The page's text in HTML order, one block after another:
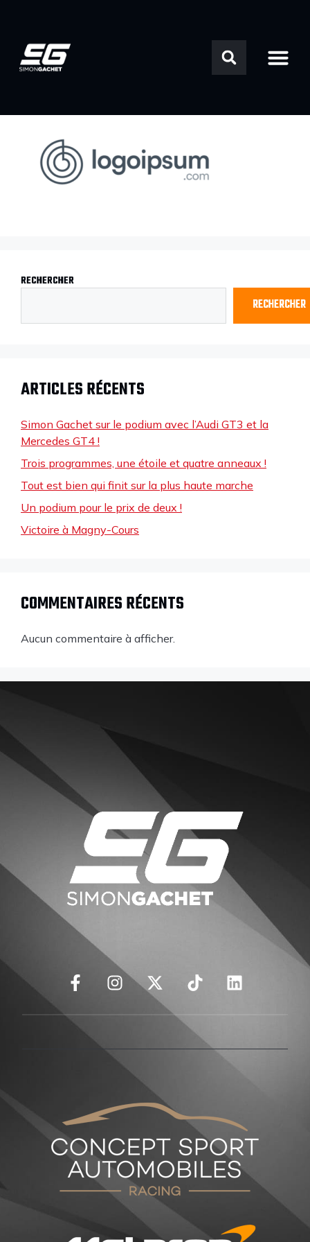
LOGO11.PNG
RECHERCHER
RECHERCHER
ARTICLES RÉCENTS
Simon Gachet sur le podium avec l’Audi GT3 et la
Mercedes GT4 !
Trois programmes, une étoile et quatre anneaux !
Tout est bien qui finit sur la plus haute marche
Un podium pour le prix de deux !
Victoire à Magny-Cours
COMMENTAIRES RÉCENTS
Aucun commentaire à afficher.